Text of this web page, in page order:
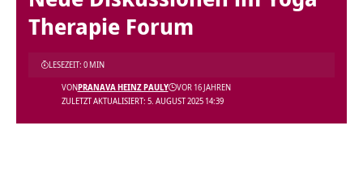
Therapie Forum
ZULETZT AKTUALISIERT: 5. AUGUST 2025 14:39
VONPRANAVA HEINZ PAULY VOR 16 JAHREN
LESEZEIT: 0 MIN